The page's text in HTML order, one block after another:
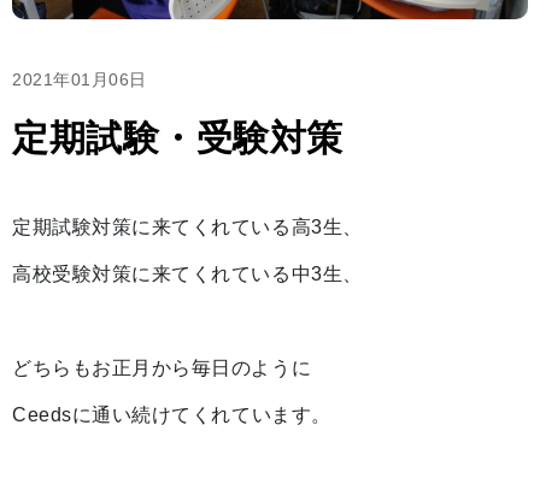
2021年01月06日
定期試験・受験対策
定期試験対策に来てくれている高3生、
高校受験対策に来てくれている中3生、
どちらもお正月から毎日のように
Ceedsに通い続けてくれています。